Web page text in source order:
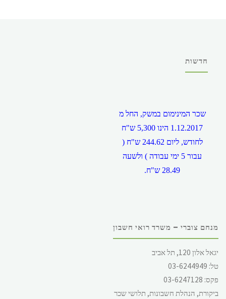
חדשות
מעביד ופיצויים 6% .
שכר המינימום במשק, החל מ
1.12.2017 הינו 5,300 ש"ח
לחודש, ליום 244.62 ש"ח (
עבור 5 ימי עבודה ) ולשעה
28.49 ש"ח.
מנחם צוברי – משרד רואי חשבון
יגאל אלון 120, תל אביב
טל: 03-6244949
פקס: 03-6247128
ביקורת, הנהלת חשבונות, תלושי שכר